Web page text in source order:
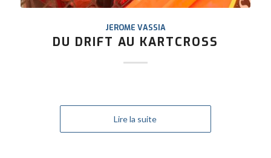
JEROME VASSIA
DU DRIFT AU KARTCROSS
Lire la suite